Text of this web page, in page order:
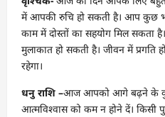
में आपकी रुचि हो सकती है। आप कुछ
काम में दोस्तों का सहयोग मिल सकता
मुलाकात हो सकती है। जीवन में प्रगति
रहेगा।
धनु राशि –आज आपको आगे बढ़ने के
आत्मविश्वास को कम न होने दें। किसी